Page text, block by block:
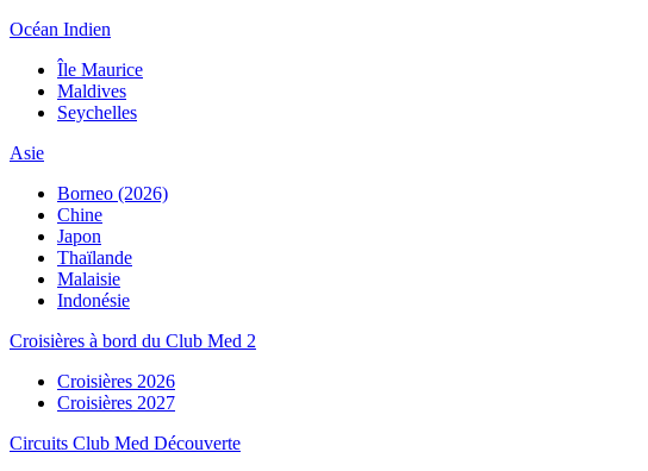
Océan Indien
Île Maurice
Maldives
Seychelles
Asie
Borneo (2026)
Chine
Japon
Thaïlande
Malaisie
Indonésie
Croisières à bord du Club Med 2
Croisières 2026
Croisières 2027
Circuits Club Med Découverte